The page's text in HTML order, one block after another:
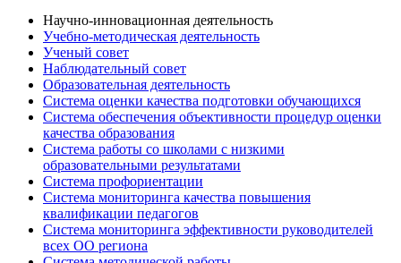
Научно-инновационная деятельность
Учебно-методическая деятельность
Ученый совет
Наблюдательный совет
Образовательная деятельность
Система оценки качества подготовки обучающихся
Система обеспечения объективности процедур оценки
качества образования
Система работы со школами с низкими
образовательными результатами
Система профориентации
Система мониторинга качества повышения
квалификации педагогов
Система мониторинга эффективности руководителей
всех ОО региона